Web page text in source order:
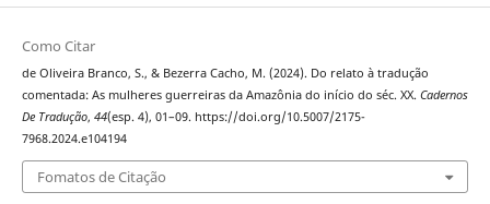
Como Citar
de Oliveira Branco, S., & Bezerra Cacho, M. (2024). Do relato à tradução
comentada: As mulheres guerreiras da Amazônia do início do séc. XX. Cadernos
De Tradução, 44(esp. 4), 01–09. https://doi.org/10.5007/2175-
7968.2024.e104194
Fomatos de Citação